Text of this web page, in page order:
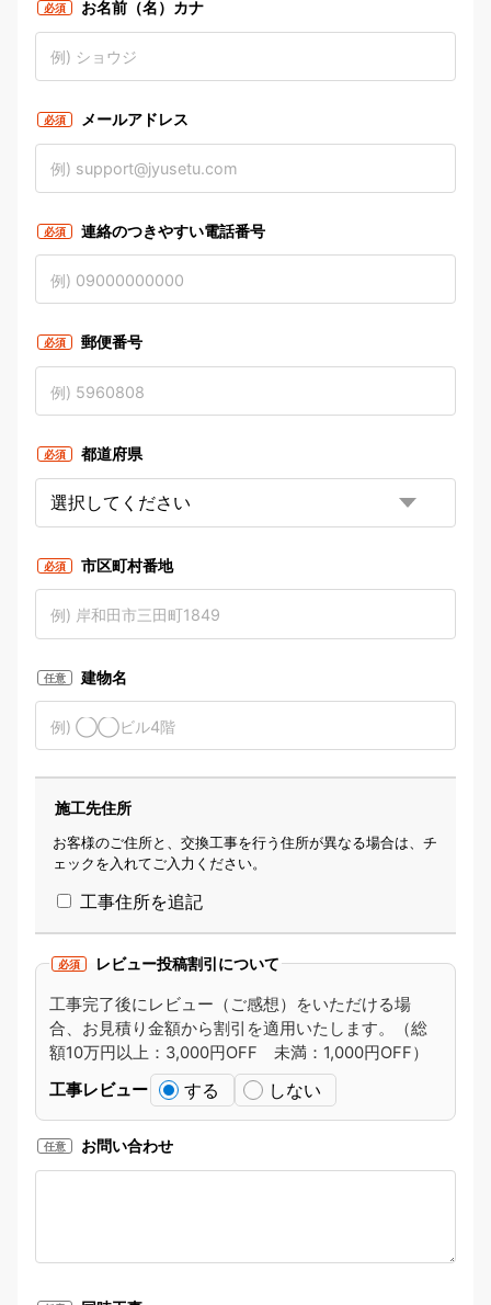
必須 お名前（名）カナ
必須 メールアドレス
必須 連絡のつきやすい電話番号
必須 郵便番号
必須 都道府県
必須 市区町村番地
任意 建物名
施工先住所
お客様のご住所と、交換工事を行う住所が異なる場合は、チ
ェックを入れてご入力ください。
工事住所を追記
必須 レビュー投稿割引について
工事完了後にレビュー（ご感想）をいただける場
合、お見積り金額から割引を適用いたします。（総
額10万円以上：3,000円OFF 未満：1,000円OFF）
工事レビュー する しない
任意 お問い合わせ